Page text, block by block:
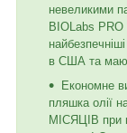
невеликими
BIOLabs
в США та
Економне
пляшка олії
МІСЯЦІВ при